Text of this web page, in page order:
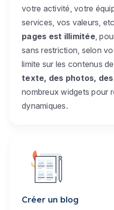
votre activité, votre
services, vos valeurs,
pages est illimitée,
sans restriction, selon
limite sur les contenus
texte, des photos,
nombreux widgets pour
dynamiques.
Créer un blog